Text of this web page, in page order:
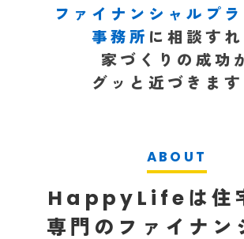
ファイナンシャルプ
事務所 に相談す
家づくりの成功
グッと近づきます
HappyLife は住
専門の ファイナン